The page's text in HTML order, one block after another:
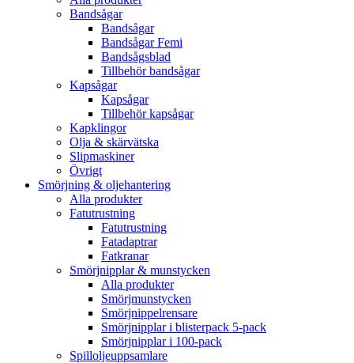
Bandsågar
Bandsågar
Bandsågar Femi
Bandsågsblad
Tillbehör bandsågar
Kapsågar
Kapsågar
Tillbehör kapsågar
Kapklingor
Olja & skärvätska
Slipmaskiner
Övrigt
Smörjning & oljehantering
Alla produkter
Fatutrustning
Fatutrustning
Fatadaptrar
Fatkranar
Smörjnipplar & munstycken
Alla produkter
Smörjmunstycken
Smörjnippelrensare
Smörjnipplar i blisterpack 5-pack
Smörjnipplar i 100-pack
Spilloljeuppsamlare